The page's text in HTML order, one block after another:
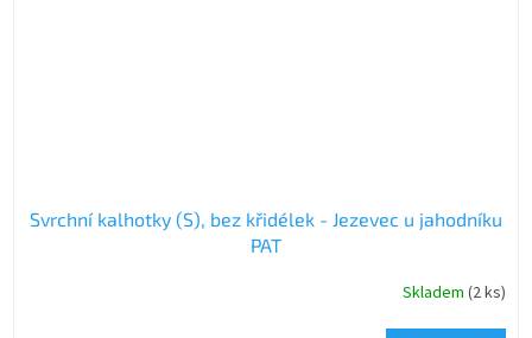
Svrchní kalhotky (S), bez křidélek - Jezevec u jahodníku
PAT
Skladem (2 ks)